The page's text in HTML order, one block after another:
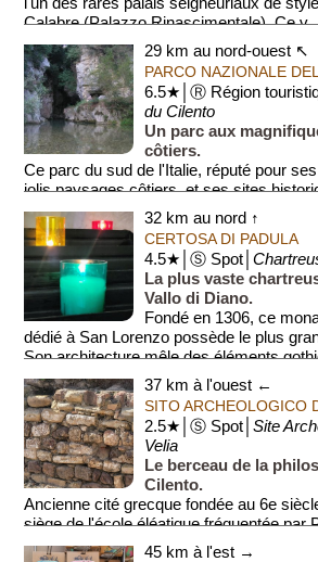
l'un des rares palais seigneuriaux de
Calabre (Palazzo Rinascimentale). Ce
29 km au nord-ouest ↖
PARCO NAZIONALE
6.5★│Ⓡ Région
du Cilento
Un parc aux
côtiers.
Ce parc du sud de l'Italie, réputé pour
jolis paysages côtiers, et ses sites
amoureux de la nature et de la cult...
32 km au nord ↑
CERTOSA DI PADULA
4.5★│Ⓢ Spot│
La plus vaste
Vallo di Diano.
Fondé en 1306, ce
dédié à San Lorenzo possède le plus
Son architecture mêle des éléments
37 km à l'ouest ←
SITO ARCHEOLOGICO
2.5★│Ⓢ Spot│Site
Velia
Le berceau de la
Cilento.
Ancienne cité grecque fondée au 6e
siège de l'école éléatique fréquentée par
Zenone. Le site abrite la célèbre...
45 km à l'est →